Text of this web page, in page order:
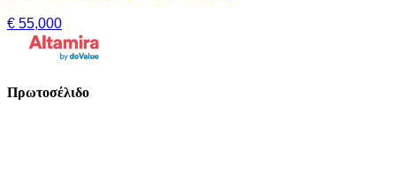
€ 55,000
Πρωτοσέλιδο